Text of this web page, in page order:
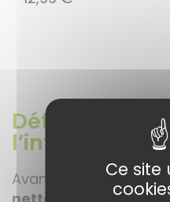
Détoxifier la
l’intérieur
Avant d’agir Ce site